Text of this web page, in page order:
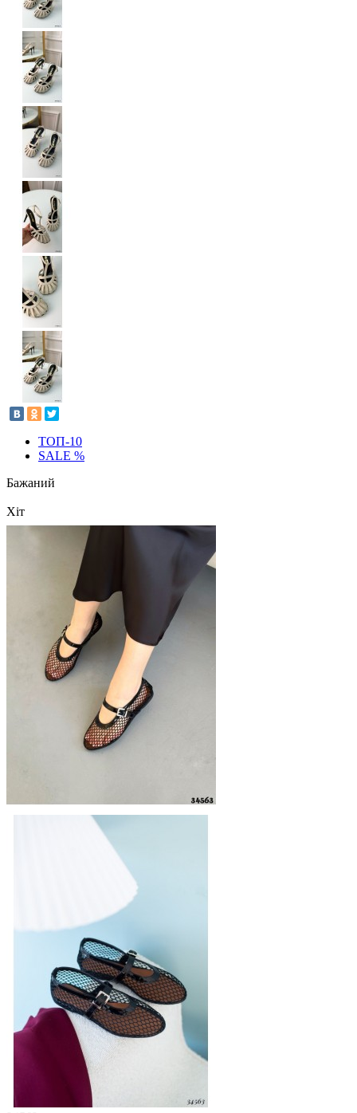
ТОП-10
SALE %
Бажаний
Хіт